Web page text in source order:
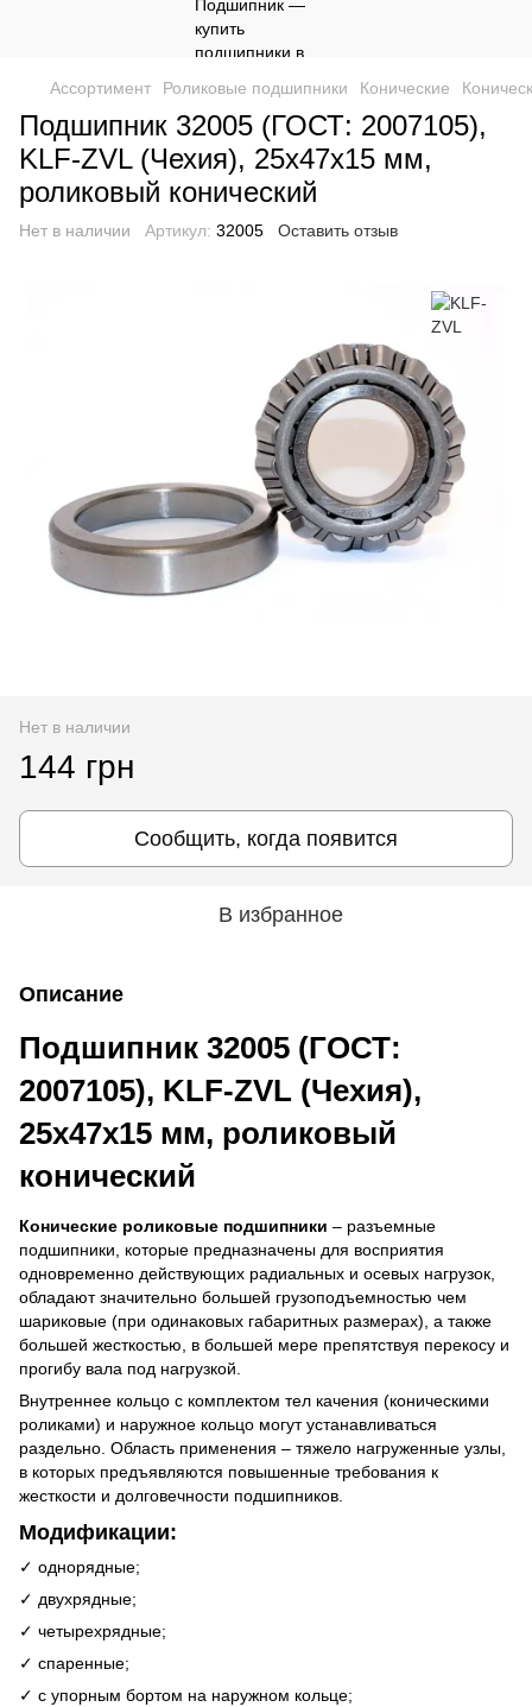
Ассортимент Роликовые подшипники Конические
Подшипник 32005 (ГОСТ: 2007105),
KLF-ZVL (Чехия), 25x47x15 мм,
роликовый конический
Нет в наличии Артикул: 32005 Оставить отзыв
Нет в наличии
144 грн
Сообщить, когда появится
В избранное
Описание
Подшипник 32005 (ГОСТ:
2007105), KLF-ZVL (Чехия),
25x47x15 мм, роликовый
конический
Конические роликовые подшипники – разъемные
подшипники, которые предназначены для восприятия
одновременно действующих радиальных и осевых нагрузок,
обладают значительно большей грузоподъемностью чем
шариковые (при одинаковых габаритных размерах), а также
большей жесткостью, в большей мере препятствуя перекосу и
прогибу вала под нагрузкой.
Внутреннее кольцо с комплектом тел качения (коническими
роликами) и наружное кольцо могут устанавливаться
раздельно. Область применения – тяжело нагруженные узлы,
в которых предъявляются повышенные требования к
жесткости и долговечности подшипников.
Модификации:
✓ однорядные;
✓ двухрядные;
✓ четырехрядные;
✓ спаренные;
✓ с упорным бортом на наружном кольце;